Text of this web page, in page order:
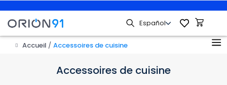
Accueil Accessoires de cuisine
Accessoires de cuisine